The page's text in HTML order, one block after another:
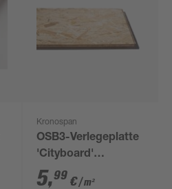
Kronospan
OSB3-Verlegeplatte
'Cityboard'
ungeschliffen 1690 x
5,99 €/ m²